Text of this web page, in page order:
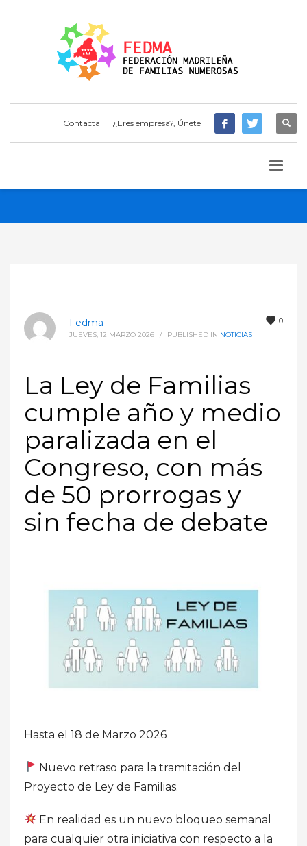
Contacta ¿Eres empresa?, Únete
0
Fedma
JUEVES, 12 MARZO 2026 / PUBLISHED IN NOTICIAS
La Ley de Familias
cumple año y medio
paralizada en el
Congreso, con más
de 50 prorrogas y
sin fecha de debate
Hasta el 18 de Marzo 2026
Nuevo retraso para la tramitación del
Proyecto de Ley de Familias.
En realidad es un nuevo bloqueo semanal
para cualquier otra iniciativa con respecto a la